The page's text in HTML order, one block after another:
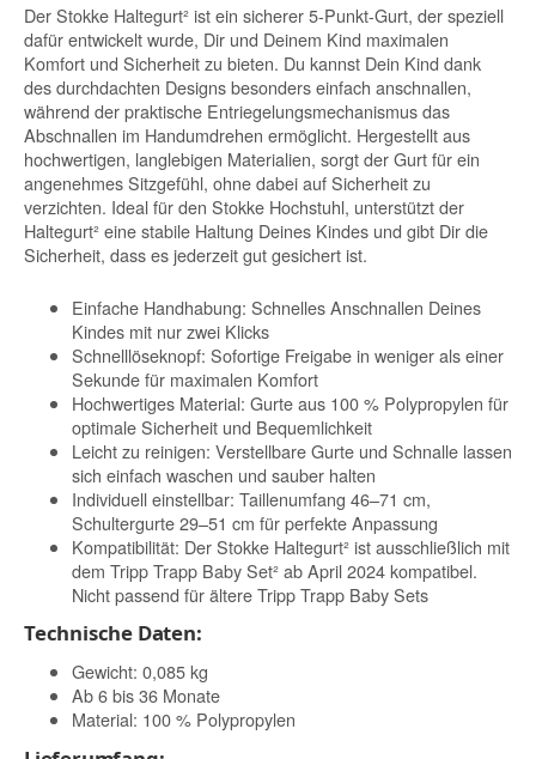
Der Stokke Haltegurt² ist ein sicherer 5-Punkt-Gurt, der speziell
dafür entwickelt wurde, Dir und Deinem Kind maximalen
Komfort und Sicherheit zu bieten. Du kannst Dein Kind dank
des durchdachten Designs besonders einfach anschnallen,
während der praktische Entriegelungsmechanismus das
Abschnallen im Handumdrehen ermöglicht. Hergestellt aus
hochwertigen, langlebigen Materialien, sorgt der Gurt für ein
angenehmes Sitzgefühl, ohne dabei auf Sicherheit zu
verzichten. Ideal für den Stokke Hochstuhl, unterstützt der
Haltegurt² eine stabile Haltung Deines Kindes und gibt Dir die
Sicherheit, dass es jederzeit gut gesichert ist.
Einfache Handhabung: Schnelles Anschnallen Deines
Kindes mit nur zwei Klicks
Schnelllöseknopf: Sofortige Freigabe in weniger als einer
Sekunde für maximalen Komfort
Hochwertiges Material: Gurte aus 100 % Polypropylen für
optimale Sicherheit und Bequemlichkeit
Leicht zu reinigen: Verstellbare Gurte und Schnalle lassen
sich einfach waschen und sauber halten
Individuell einstellbar: Taillenumfang 46–71 cm,
Schultergurte 29–51 cm für perfekte Anpassung
Kompatibilität: Der Stokke Haltegurt² ist ausschließlich mit
dem Tripp Trapp Baby Set² ab April 2024 kompatibel.
Nicht passend für ältere Tripp Trapp Baby Sets
Technische Daten:
Gewicht: 0,085 kg
Ab 6 bis 36 Monate
Material: 100 % Polypropylen